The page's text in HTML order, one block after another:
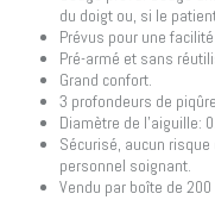
du doigt ou, si le
Prévus pour une
Pré-armé et sans
Grand confort.
3 profondeurs de
Diamètre de l'aiguille:
Sécurisé, aucun
personnel soignant.
Vendu par boîte de